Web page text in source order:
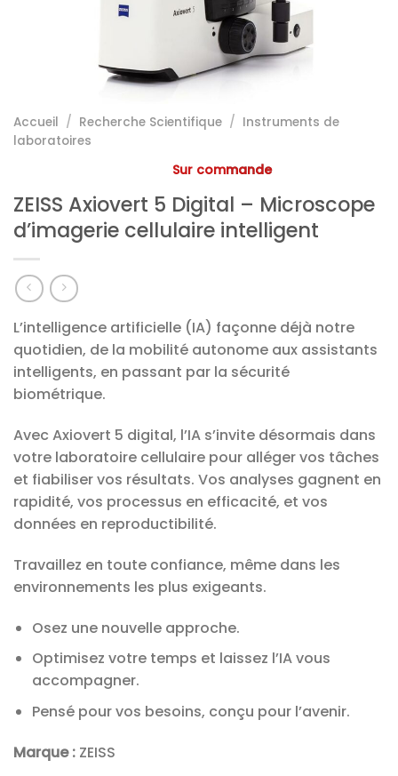
Accueil / Recherche Scientifique / Instruments de
laboratoires
Sur commande
ZEISS Axiovert 5 Digital – Microscope
d’imagerie cellulaire intelligent
L’intelligence artificielle (IA) façonne déjà notre
quotidien, de la mobilité autonome aux assistants
intelligents, en passant par la sécurité
biométrique.
Avec Axiovert 5 digital, l’IA s’invite désormais dans
votre laboratoire cellulaire pour alléger vos tâches
et fiabiliser vos résultats. Vos analyses gagnent en
rapidité, vos processus en efficacité, et vos
données en reproductibilité.
Travaillez en toute confiance, même dans les
environnements les plus exigeants.
Osez une nouvelle approche.
Optimisez votre temps et laissez l’IA vous
accompagner.
Pensé pour vos besoins, conçu pour l’avenir.
Marque : ZEISS